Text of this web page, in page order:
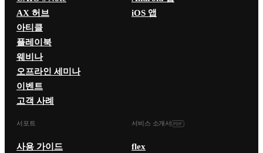
AX 허브
아티클
플레이북
웨비나
오프라인 세미나
이벤트
고객 사례
iOS 앱
서포트
사용 가이드
서비스 소개서
flex